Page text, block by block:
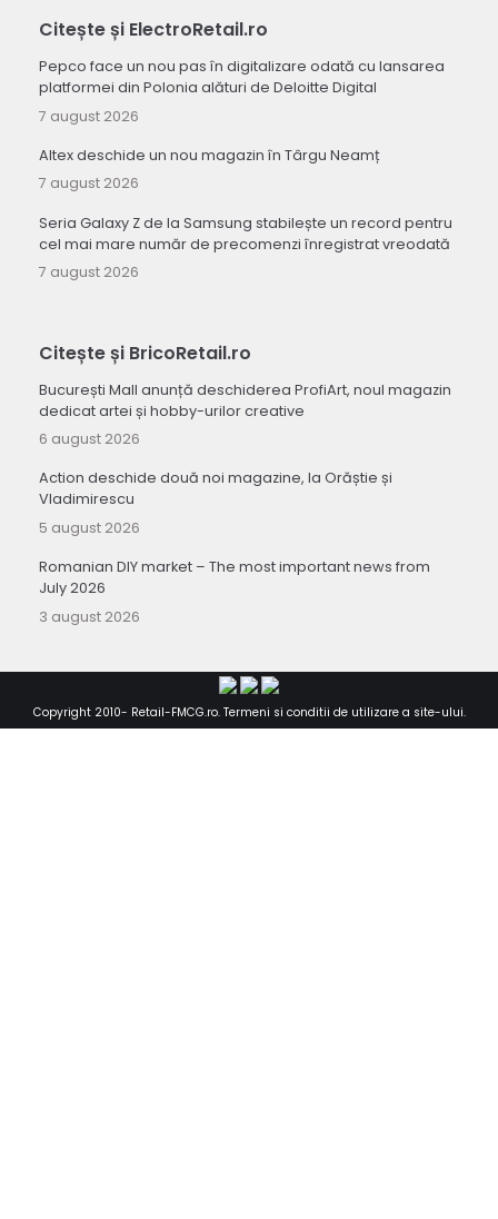
Citește și ElectroRetail.ro
Pepco face un nou pas în digitalizare odată cu lansarea
platformei din Polonia alături de Deloitte Digital
7 august 2026
Altex deschide un nou magazin în Târgu Neamț
7 august 2026
Seria Galaxy Z de la Samsung stabilește un record pentru
cel mai mare număr de precomenzi înregistrat vreodată
7 august 2026
Citește și BricoRetail.ro
București Mall anunță deschiderea ProfiArt, noul magazin
dedicat artei și hobby-urilor creative
6 august 2026
Action deschide două noi magazine, la Orăștie și
Vladimirescu
5 august 2026
Romanian DIY market – The most important news from
July 2026
3 august 2026
Copyright 2010- Retail-FMCG.ro. Termeni si conditii de utilizare a site-ului.